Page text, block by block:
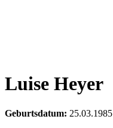
Luise Heyer
Geburtsdatum: 25.03.1985